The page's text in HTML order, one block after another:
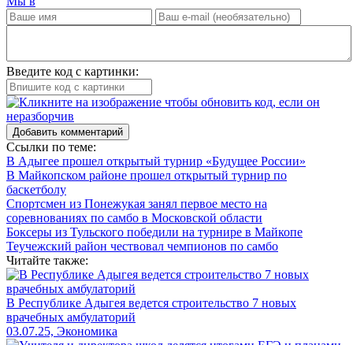
Введите код с картинки:
Добавить комментарий
Ссылки по теме:
В Адыгее прошел открытый турнир «Будущее России»
В Майкопском районе прошел открытый турнир по
баскетболу
Спортсмен из Понежукая занял первое место на
соревнованиях по самбо в Московской области
Боксеры из Тульского победили на турнире в Майкопе
Теучежский район чествовал чемпионов по самбо
Читайте также:
В Республике Адыгея ведется строительство 7 новых
врачебных амбулаторий
03.07.25, Экономика